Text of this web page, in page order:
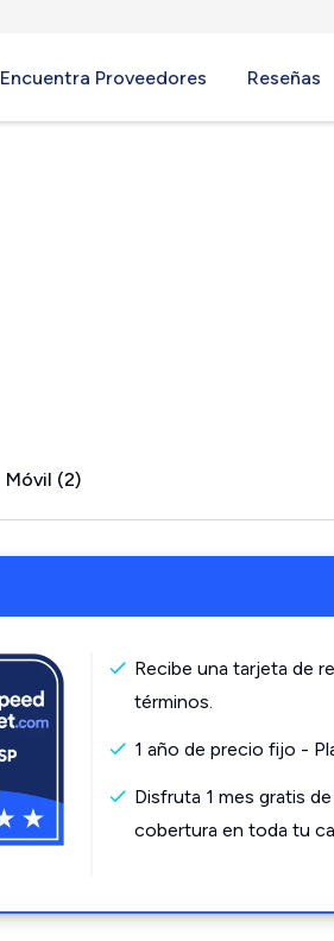
Encuentra Proveedores Reseñas
Móvil (2)
Recibe una tarjeta de
términos.
1 año de precio fijo -
Disfruta 1 mes gratis
cobertura en toda tu